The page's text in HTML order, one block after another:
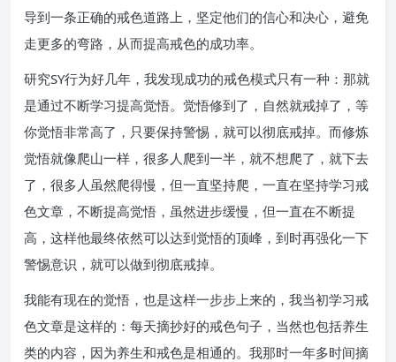
导到一条正确的戒色道路上，坚定他们的信心和决心，避免
走更多的弯路，从而提高戒色的成功率。
研究SY行为好几年，我发现成功的戒色模式只有一种：那就
是通过不断学习提高觉悟。觉悟修到了，自然就戒掉了，等
你觉悟非常高了，只要保持警惕，就可以彻底戒掉。而修炼
觉悟就像爬山一样，很多人爬到一半，就不想爬了，就下去
了，很多人虽然爬得慢，但一直坚持爬，一直在坚持学习戒
色文章，不断提高觉悟，虽然进步缓慢，但一直在不断提
高，这样他最终依然可以达到觉悟的顶峰，到时再强化一下
警惕意识，就可以做到彻底戒掉。
我能有现在的觉悟，也是这样一步步上来的，我当初学习戒
色文章是这样的：每天摘抄好的戒色句子，当然也包括养生
类的内容，因为养生和戒色是相通的。我那时一年多时间摘